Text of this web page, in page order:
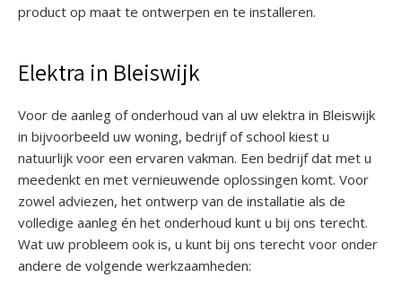
product op maat te ontwerpen en te installeren.
Elektra in Bleiswijk
Voor de aanleg of onderhoud van al uw elektra in Bleiswijk
in bijvoorbeeld uw woning, bedrijf of school kiest u
natuurlijk voor een ervaren vakman. Een bedrijf dat met u
meedenkt en met vernieuwende oplossingen komt. Voor
zowel adviezen, het ontwerp van de installatie als de
volledige aanleg én het onderhoud kunt u bij ons terecht.
Wat uw probleem ook is, u kunt bij ons terecht voor onder
andere de volgende werkzaamheden: